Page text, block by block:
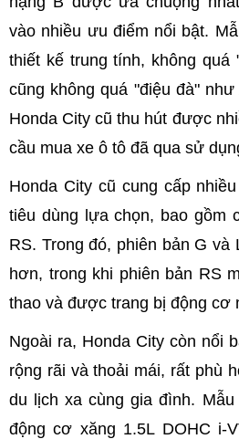
vào nhiều ưu điểm nổi bật.
thiết kế trung tính, không quá
cũng không quá "điệu đà"
Honda City cũ thu hút được
cầu mua xe ô tô đã qua sử
Honda City cũ cung cấp
tiêu dùng lựa chọn, bao gồm
RS. Trong đó, phiên bản G và
hơn, trong khi phiên bản RS
thao và được trang bị động cơ
Ngoài ra, Honda City còn nổi
rộng rãi và thoải mái, rất phù
du lịch xa cùng gia đình.
động cơ xăng 1.5L DOHC i-